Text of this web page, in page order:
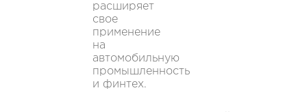
расширяет
свое
применение
на
автомобильную
промышленность
и финтех.